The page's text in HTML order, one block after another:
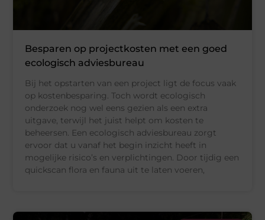
Besparen op projectkosten met een goed
ecologisch adviesbureau
Bij het opstarten van een project ligt de focus vaak
op kostenbesparing. Toch wordt ecologisch
onderzoek nog wel eens gezien als een extra
uitgave, terwijl het juist helpt om kosten te
beheersen. Een ecologisch adviesbureau zorgt
ervoor dat u vanaf het begin inzicht heeft in
mogelijke risico’s en verplichtingen. Door tijdig een
quickscan flora en fauna uit te laten voeren,